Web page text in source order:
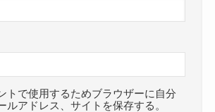
トで使用するためブラウザーに自分
ルアドレス、サイトを保存する。